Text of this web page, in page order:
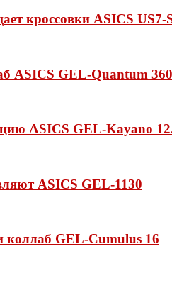
кроссовки ASICS
ASICS GEL-Quantum
ASICS GEL-Kayano
ASICS GEL-1130
коллаб GEL-Cumulus 16